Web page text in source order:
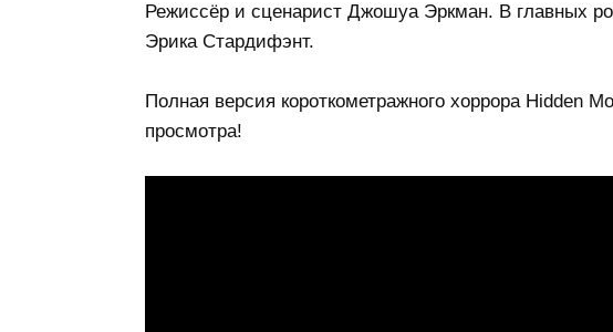
Режиссёр и сценарист Джошуа Эркман. В главных
Эрика Стардифэнт.
Полная версия короткометражного хоррора Hidden
просмотра!